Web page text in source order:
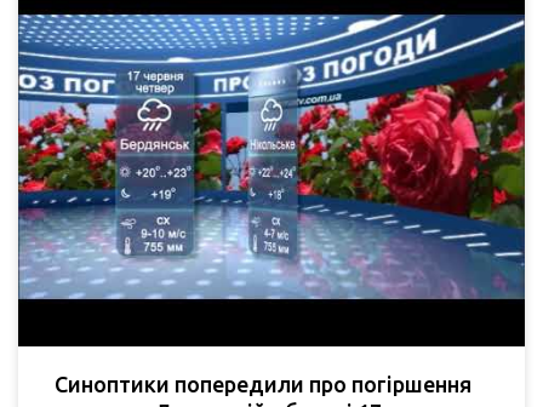
Синоптики попередили про погіршення